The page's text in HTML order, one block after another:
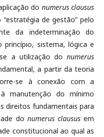
do numerus clausus
de gestão” pelo
da indeterminação do
sistema, lógica e
a utilização do numerus
a partir da teoria
se à conexão com a
manutenção do mínimo
direitos fundamentais para
do numerus claususem
constitucional ao qual as